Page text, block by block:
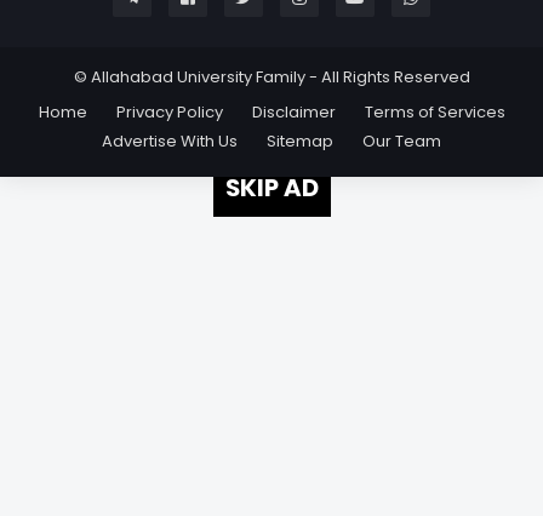
© Allahabad University Family - All Rights Reserved
Home
Privacy Policy Disclaimer
Terms of Services
Advertise With Us
Sitemap Our Team
SKIP AD